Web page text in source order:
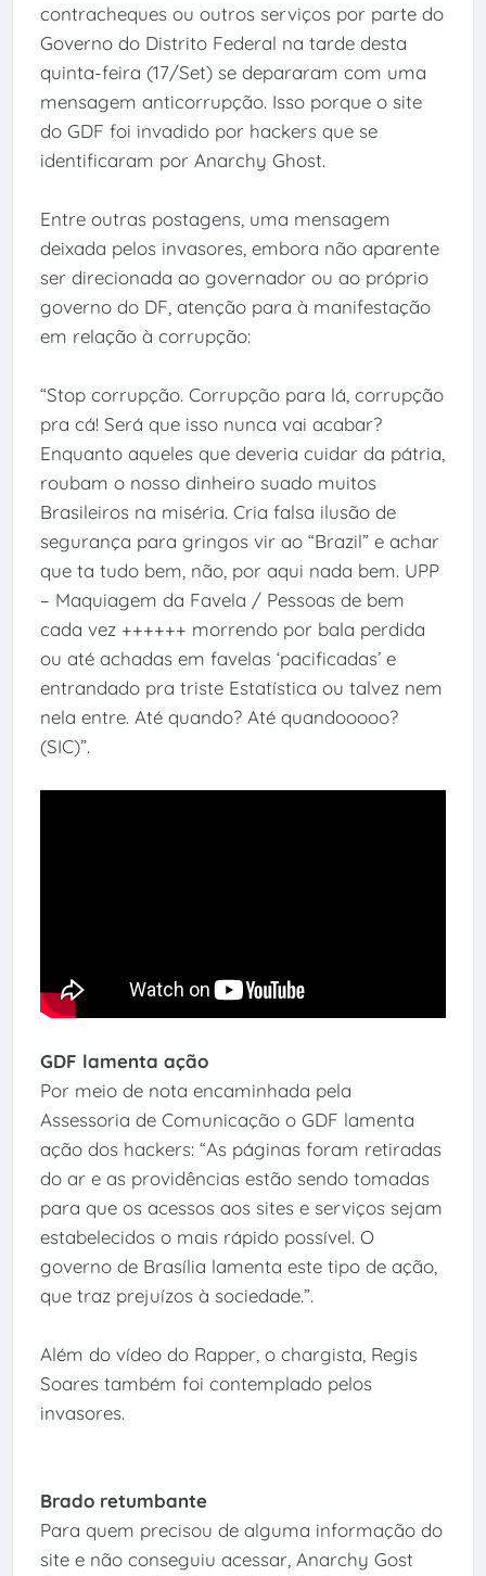
contracheques ou outros serviços por parte do
Governo do Distrito Federal na tarde desta
quinta-feira (17/Set) se depararam com uma
mensagem anticorrupção. Isso porque o site
do GDF foi invadido por hackers que se
identificaram por Anarchy Ghost.
Entre outras postagens, uma mensagem
deixada pelos invasores, embora não aparente
ser direcionada ao governador ou ao próprio
governo do DF, atenção para à manifestação
em relação à corrupção:
“Stop corrupção. Corrupção para lá, corrupção
pra cá! Será que isso nunca vai acabar?
Enquanto aqueles que deveria cuidar da pátria,
roubam o nosso dinheiro suado muitos
Brasileiros na miséria. Cria falsa ilusão de
segurança para gringos vir ao “Brazil” e achar
que ta tudo bem, não, por aqui nada bem. UPP
– Maquiagem da Favela / Pessoas de bem
cada vez ++++++ morrendo por bala perdida
ou até achadas em favelas ‘pacificadas’ e
entrandado pra triste Estatística ou talvez nem
nela entre. Até quando? Até quandooooo?
(SIC)”.
GDF lamenta ação
Por meio de nota encaminhada pela
Assessoria de Comunicação o GDF lamenta
ação dos hackers: “As páginas foram retiradas
do ar e as providências estão sendo tomadas
para que os acessos aos sites e serviços sejam
estabelecidos o mais rápido possível. O
governo de Brasília lamenta este tipo de ação,
que traz prejuízos à sociedade.”.
Além do vídeo do Rapper, o chargista, Regis
Soares também foi contemplado pelos
invasores.
Brado retumbante
Para quem precisou de alguma informação do
site e não conseguiu acessar, Anarchy Gost